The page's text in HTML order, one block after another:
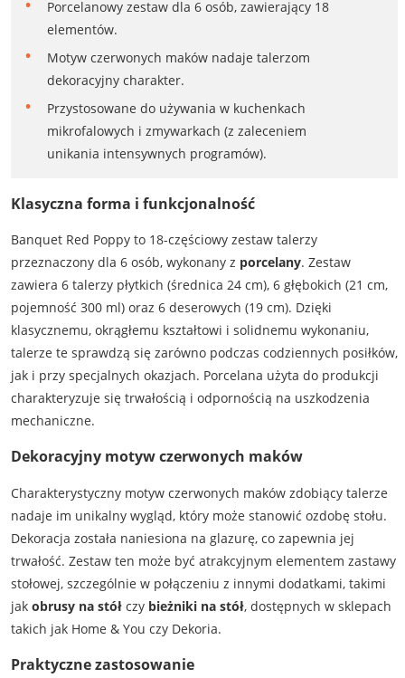
Porcelanowy zestaw dla 6 osób, zawierający 18
elementów.
Motyw czerwonych maków nadaje talerzom
dekoracyjny charakter.
Przystosowane do używania w kuchenkach
mikrofalowych i zmywarkach (z zaleceniem
unikania intensywnych programów).
Klasyczna forma i funkcjonalność
Banquet Red Poppy to 18-częściowy zestaw talerzy
przeznaczony dla 6 osób, wykonany z porcelany. Zestaw
zawiera 6 talerzy płytkich (średnica 24 cm), 6 głębokich (21 cm,
pojemność 300 ml) oraz 6 deserowych (19 cm). Dzięki
klasycznemu, okrągłemu kształtowi i solidnemu wykonaniu,
talerze te sprawdzą się zarówno podczas codziennych posiłków,
jak i przy specjalnych okazjach. Porcelana użyta do produkcji
charakteryzuje się trwałością i odpornością na uszkodzenia
mechaniczne.
Dekoracyjny motyw czerwonych maków
Charakterystyczny motyw czerwonych maków zdobiący talerze
nadaje im unikalny wygląd, który może stanowić ozdobę stołu.
Dekoracja została naniesiona na glazurę, co zapewnia jej
trwałość. Zestaw ten może być atrakcyjnym elementem zastawy
stołowej, szczególnie w połączeniu z innymi dodatkami, takimi
jak obrusy na stółczy bieżniki na stół, dostępnych w sklepach
takich jak Home & You czy Dekoria.
Praktyczne zastosowanie